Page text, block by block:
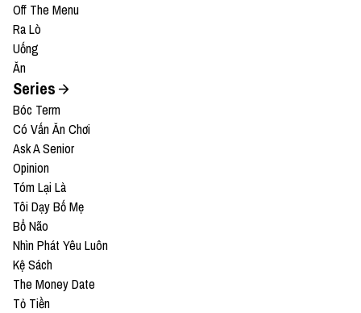
Off The Menu
Ra Lò
Uống
Ăn
Series
Bóc Term
Có Vấn Ăn Chơi
Ask A Senior
Opinion
Tóm Lại Là
Tôi Dạy Bố Mẹ
Bổ Não
Nhìn Phát Yêu Luôn
Kệ Sách
The Money Date
Tỏ Tiền